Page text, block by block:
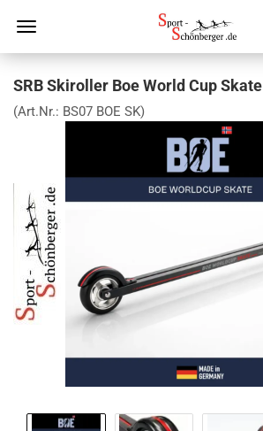
SRB Skiroller Boe World Cup Skate
(Art.Nr.: BS07 BOE SK)